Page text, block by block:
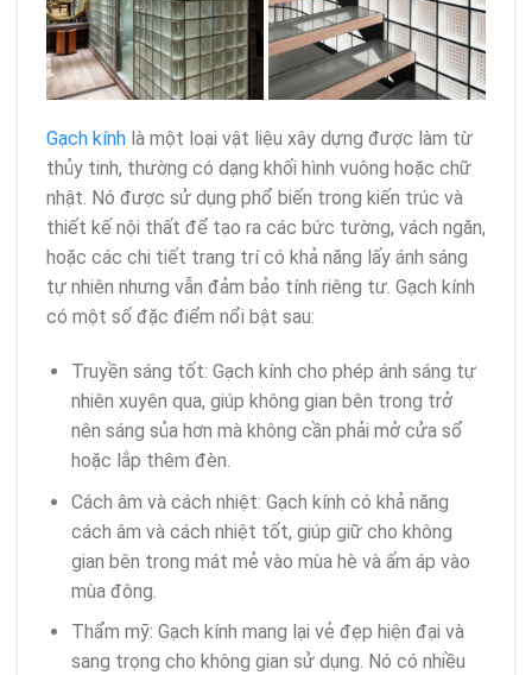
Gạch kính là một loại vật liệu xây dựng được làm từ
thủy tinh, thường có dạng khối hình vuông hoặc chữ
nhật. Nó được sử dụng phổ biến trong kiến trúc và
thiết kế nội thất để tạo ra các bức tường, vách ngăn,
hoặc các chi tiết trang trí có khả năng lấy ánh sáng
tự nhiên nhưng vẫn đảm bảo tính riêng tư. Gạch kính
có một số đặc điểm nổi bật sau:
Truyền sáng tốt: Gạch kính cho phép ánh sáng tự
nhiên xuyên qua, giúp không gian bên trong trở
nên sáng sủa hơn mà không cần phải mở cửa sổ
hoặc lắp thêm đèn.
Cách âm và cách nhiệt: Gạch kính có khả năng
cách âm và cách nhiệt tốt, giúp giữ cho không
gian bên trong mát mẻ vào mùa hè và ấm áp vào
mùa đông.
Thẩm mỹ: Gạch kính mang lại vẻ đẹp hiện đại và
sang trọng cho không gian sử dụng. Nó có nhiều